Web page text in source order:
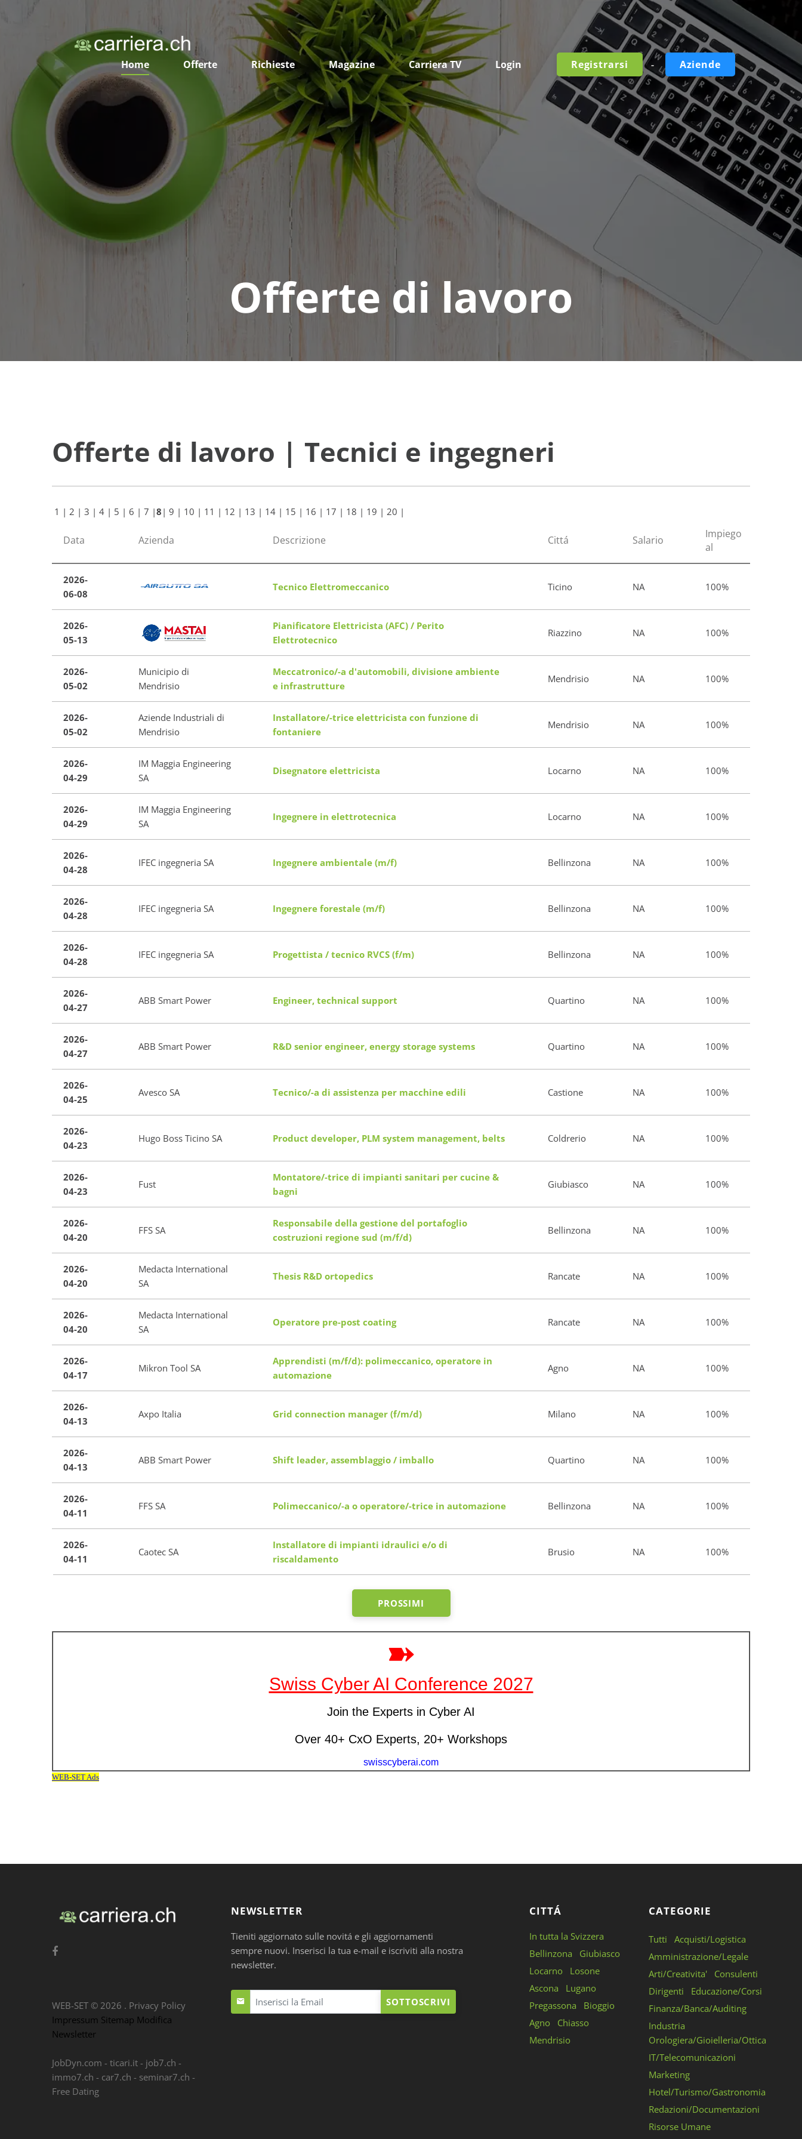
Home Offerte Richieste Magazine Carriera TV Login Registrarsi - Aziende
Offerte di lavoro
Offerte di lavoro | Tecnici e ingegneri
1 | 2 | 3 | 4 | 5 | 6 | 7 |8 | 9 | 10 | 11 | 12 | 13 | 14 | 15 | 16 | 17 | 18 | 19 | 20 |
Data Azienda Descrizione Cittá Salario
Impiego
al
2026-
06-08
Tecnico Elettromeccanico Ticino NA 100%
2026-
05-13
Pianificatore Elettricista (AFC) / Perito
Elettrotecnico
Riazzino NA 100%
2026-
05-02
Municipio di
Mendrisio
Meccatronico/-a d'automobili, divisione ambiente
e infrastrutture
Mendrisio NA 100%
2026-
05-02
Aziende Industriali di
Mendrisio
Installatore/-trice elettricista con funzione di
fontaniere
Mendrisio NA 100%
2026-
04-29
IM Maggia Engineering
SA
Disegnatore elettricista Locarno NA 100%
2026-
04-29
IM Maggia Engineering
SA
Ingegnere in elettrotecnica Locarno NA 100%
2026-
04-28
IFEC ingegneria SA Ingegnere ambientale (m/f) Bellinzona NA 100%
2026-
04-28
IFEC ingegneria SA Ingegnere forestale (m/f) Bellinzona NA 100%
2026-
04-28
IFEC ingegneria SA Progettista / tecnico RVCS (f/m) Bellinzona NA 100%
2026-
04-27
ABB Smart Power Engineer, technical support Quartino NA 100%
2026-
04-27
ABB Smart Power R&D senior engineer, energy storage systems Quartino NA 100%
2026-
04-25
Avesco SA Tecnico/-a di assistenza per macchine edili Castione NA 100%
2026-
04-23
Hugo Boss Ticino SA Product developer, PLM system management, belts Coldrerio NA 100%
2026-
04-23
Fust
Montatore/-trice di impianti sanitari per cucine &
bagni
Giubiasco NA 100%
2026-
04-20
FFS SA
Responsabile della gestione del portafoglio
costruzioni regione sud (m/f/d)
Bellinzona NA 100%
2026-
04-20
Medacta International
SA
Thesis R&D ortopedics Rancate NA 100%
2026-
04-20
Medacta International
SA
Operatore pre-post coating Rancate NA 100%
2026-
04-17
Mikron Tool SA
Apprendisti (m/f/d): polimeccanico, operatore in
automazione
Agno NA 100%
2026-
04-13
Axpo Italia Grid connection manager (f/m/d) Milano NA 100%
2026-
04-13
ABB Smart Power Shift leader, assemblaggio / imballo Quartino NA 100%
2026-
04-11
FFS SA Polimeccanico/-a o operatore/-trice in automazione Bellinzona NA 100%
2026-
04-11
Caotec SA
Installatore di impianti idraulici e/o di
riscaldamento
Brusio NA 100%
PROSSIMI
NEWSLETTER
Tieniti aggiornato sulle novitá e gli aggiornamenti
sempre nuovi. Inserisci la tua e-mail e iscriviti alla nostra
newsletter.
SOTTOSCRIVI
CITTÁ
In tutta la Svizzera
Bellinzona
Giubiasco
Locarno
Losone
Ascona
Lugano
Pregassona
Bioggio
Agno
Chiasso
Mendrisio
CATEGORIE
Tutti
Acquisti/Logistica
Amministrazione/Legale
Arti/Creativita'
Consulenti
Dirigenti
Educazione/Corsi
Finanza/Banca/Auditing
Industria
Orologiera/Gioielleria/Ottica
IT/Telecomunicazioni
Marketing
Hotel/Turismo/Gastronomia
Redazioni/Documentazioni
Risorse Umane
WEB-SET © 2026 . Privacy Policy
Impressum Sitemap Modifica
Newsletter
JobDyn.com - ticari.it - job7.ch -
immo7.ch - car7.ch - seminar7.ch -
Free Dating